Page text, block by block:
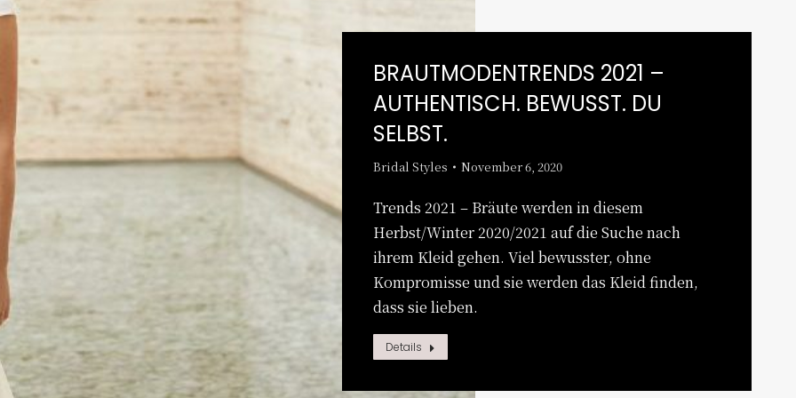
BRAUTMODENTRENDS 2021 –
AUTHENTISCH. BEWUSST. DU
SELBST.
Bridal Styles November 6, 2020
Trends 2021 – Bräute werden in diesem
Herbst/Winter 2020/2021 auf die Suche nach
ihrem Kleid gehen. Viel bewusster, ohne
Kompromisse und sie werden das Kleid finden,
dass sie lieben.
Details